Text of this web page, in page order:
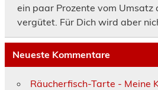
ein paar Prozente vom Umsatz
vergütet. Für Dich wird aber
Neueste Kommentare
Räucherfisch-Tarte - Meine